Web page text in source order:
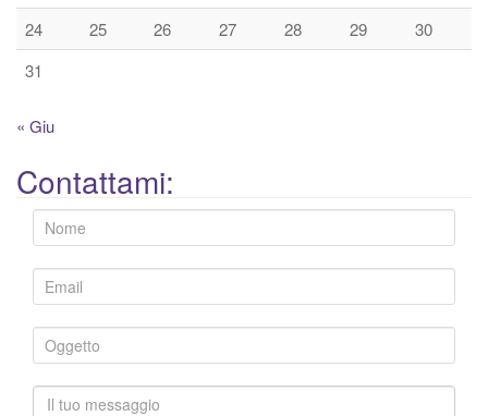
24
25 26 27 28 29
30
31
« Giu
Contattami: